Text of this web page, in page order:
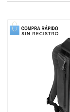
1 of 4